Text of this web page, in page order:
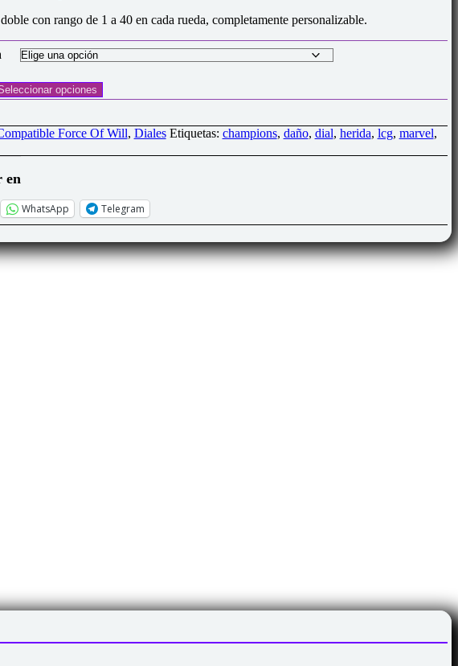
desde
6,00€
hasta
con rango de 1 a 40 en cada rueda, completamente personalizable.
opciones
Force Of Will, Diales Etiquetas: champions, daño, dial, herida, lcg, marvel,
en
WhatsApp Telegram